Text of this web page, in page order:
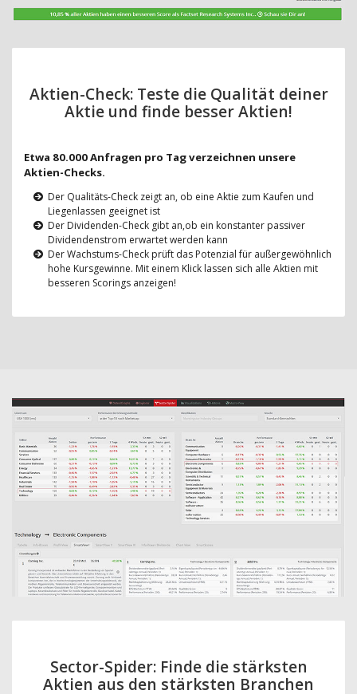
Aktien-Check: Teste die Qualität deiner
Aktie und finde besser Aktien!
Etwa 80.000 Anfragen pro Tag verzeichnen unsere
Aktien-Checks.
Der Qualitäts-Check zeigt an, ob eine Aktie zum Kaufen und
Liegenlassen geeignet ist
Der Dividenden-Check gibt an,ob ein konstanter passiver
Dividendenstrom erwartet werden kann
Der Wachstums-Check prüft das Potenzial für außergewöhnlich
hohe Kursgewinne. Mit einem Klick lassen sich alle Aktien mit
besseren Scorings anzeigen!
Sector-Spider: Finde die stärksten
Aktien aus den stärksten Branchen